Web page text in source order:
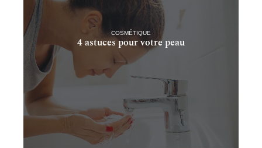
COSMÉTIQUE
4 astuces pour votre peau